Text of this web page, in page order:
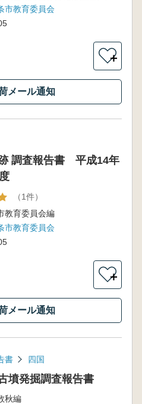
市教育委員会
＋
メール通知
調査報告書 平成14年
（1件）
教育委員会編
市教育委員会
＋
メール通知
書 四国
墳発掘調査報告書
秋編